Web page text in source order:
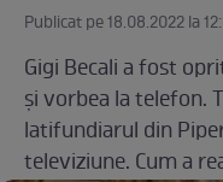
Publicat pe 18.08.2022 la
Gigi Becali a fost
și vorbea la telefon.
latifundiarul din
televiziune. Cum a